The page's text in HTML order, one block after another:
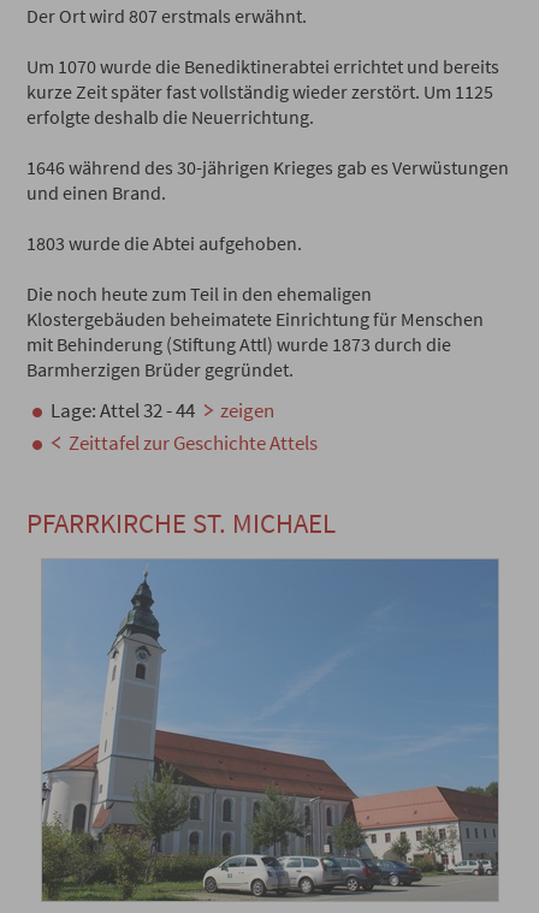
Der Ort wird 807 erstmals erwähnt.
Um 1070 wurde die Benediktinerabtei errichtet und bereits
kurze Zeit später fast vollständig wieder zerstört. Um 1125
erfolgte deshalb die Neuerrichtung.
1646 während des 30-jährigen Krieges gab es Verwüstungen
und einen Brand.
1803 wurde die Abtei aufgehoben.
Die noch heute zum Teil in den ehemaligen
Klostergebäuden beheimatete Einrichtung für Menschen
mit Behinderung (Stiftung Attl) wurde 1873 durch die
Barmherzigen Brüder gegründet.
Lage: Attel 32 - 44
zeigen
Zeittafel zur Geschichte Attels
PFARRKIRCHE ST. MICHAEL